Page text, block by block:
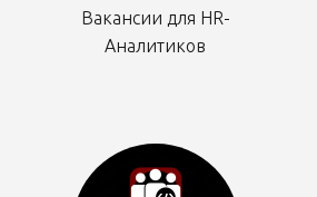
Вакансии для HR-
Аналитиков